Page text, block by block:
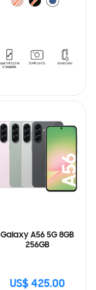
Galaxy A56 5G 8GB
256GB
US$ 425.00